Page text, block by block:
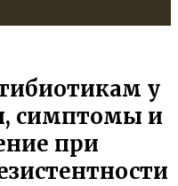
у
симптомы и
при